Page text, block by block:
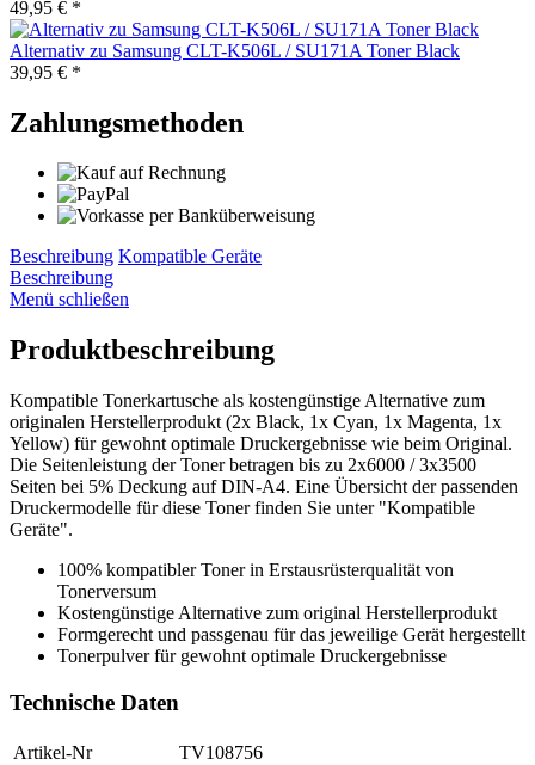
49,95 € *
Alternativ zu Samsung CLT-K506L / SU171A Toner Black
39,95 € *
Zahlungsmethoden
Beschreibung Kompatible Geräte
Beschreibung
Menü schließen
Produktbeschreibung
Kompatible Tonerkartusche als kostengünstige Alternative zum
originalen Herstellerprodukt (2x Black, 1x Cyan, 1x Magenta, 1x
Yellow) für gewohnt optimale Druckergebnisse wie beim Original.
Die Seitenleistung der Toner betragen bis zu 2x6000 / 3x3500
Seiten bei 5% Deckung auf DIN-A4. Eine Übersicht der passenden
Druckermodelle für diese Toner finden Sie unter "Kompatible
Geräte".
100% kompatibler Toner in Erstausrüsterqualität von
Tonerversum
Kostengünstige Alternative zum original Herstellerprodukt
Formgerecht und passgenau für das jeweilige Gerät hergestellt
Tonerpulver für gewohnt optimale Druckergebnisse
Technische Daten
Artikel-Nr
TV108756